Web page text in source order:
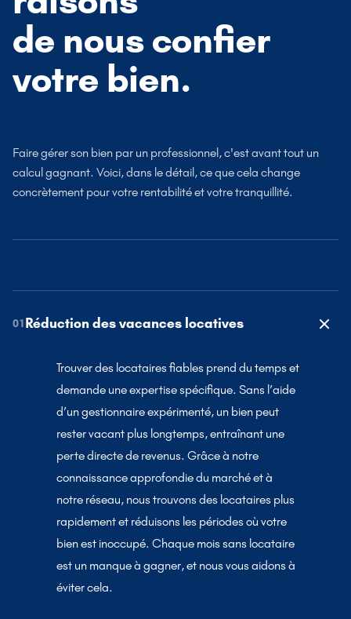
de nous confier
votre bien.
Faire gérer son bien par un professionnel, c'est avant tout un
calcul gagnant. Voici, dans le détail, ce que cela change
concrètement pour votre rentabilité et votre tranquillité.
01Réduction des vacances locatives
Trouver des locataires fiables prend du temps et
demande une expertise spécifique. Sans l’aide
d’un gestionnaire expérimenté, un bien peut
rester vacant plus longtemps, entraînant une
perte directe de revenus. Grâce à notre
connaissance approfondie du marché et à
notre réseau, nous trouvons des locataires plus
rapidement et réduisons les périodes où votre
bien est inoccupé. Chaque mois sans locataire
est un manque à gagner, et nous vous aidons à
éviter cela.